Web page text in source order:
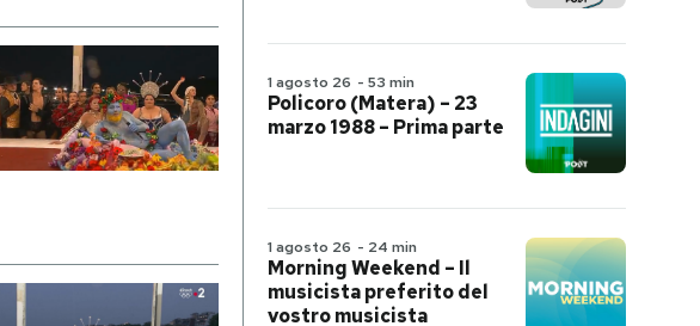
1 agosto 26 - 53 min
Policoro (Matera) – 23
marzo 1988 – Prima parte
1 agosto 26 - 24 min
Morning Weekend – Il
musicista preferito del
vostro musicista